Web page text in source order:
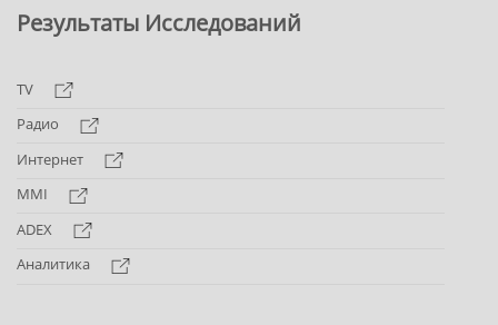
Результаты Исследований
TV
Радио
Интернет
MMI
ADEX
Аналитика